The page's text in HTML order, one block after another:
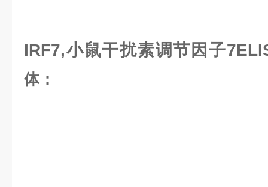
IRF7,小鼠干扰素调节因子
体：